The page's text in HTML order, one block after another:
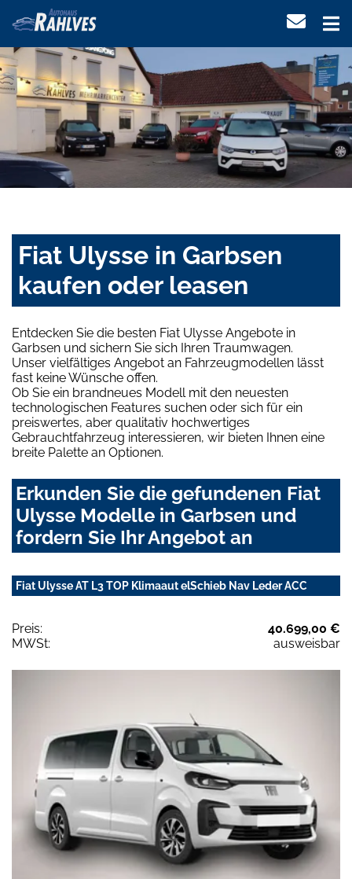
Fiat Ulysse in Garbsen
kaufen oder leasen
Entdecken Sie die besten Fiat Ulysse Angebote in
Garbsen und sichern Sie sich Ihren Traumwagen.
Unser vielfältiges Angebot an Fahrzeugmodellen lässt
fast keine Wünsche offen.
Ob Sie ein brandneues Modell mit den neuesten
technologischen Features suchen oder sich für ein
preiswertes, aber qualitativ hochwertiges
Gebrauchtfahrzeug interessieren, wir bieten Ihnen eine
breite Palette an Optionen.
Erkunden Sie die gefundenen Fiat
Ulysse Modelle in Garbsen und
fordern Sie Ihr Angebot an
Fiat Ulysse AT L3 TOP Klimaaut elSchieb Nav Leder ACC
Preis:
40.699,00 €
MWSt:
ausweisbar